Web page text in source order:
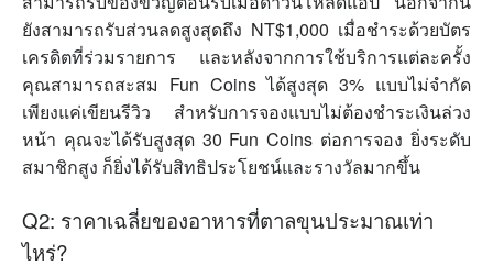
ยังสามารถรับส่วนลดสูงสุดถึง NT$1,000 เมื่อชำระด้วยบัตร
เครดิตที่ร่วมรายการ และหลังจากการใช้บริการแต่ละครั้ง
คุณสามารถสะสม Fun Coins ได้สูงสุด 3% แบบไม่จำกัด
เพียงแค่เขียนรีวิว สำหรับการจองแบบไม่ต้องชำระเงินล่วง
หน้า คุณจะได้รับสูงสุด 30 Fun Coins ต่อการจอง ยิ่งระดับ
สมาชิกสูง ก็ยิ่งได้รับสิทธิประโยชน์และรางวัลมากขึ้น
Q2: ราคาเฉลี่ยของอาหารที่ตาลขุนประมาณเท่า
ไหร่?